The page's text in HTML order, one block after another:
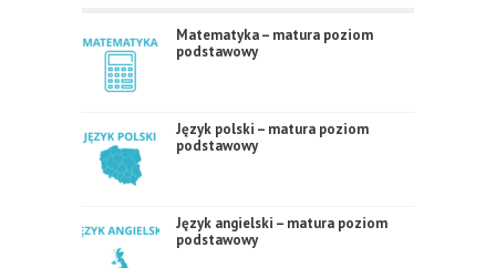
Matematyka – matura poziom
podstawowy
Język polski – matura poziom
podstawowy
Język angielski – matura poziom
podstawowy